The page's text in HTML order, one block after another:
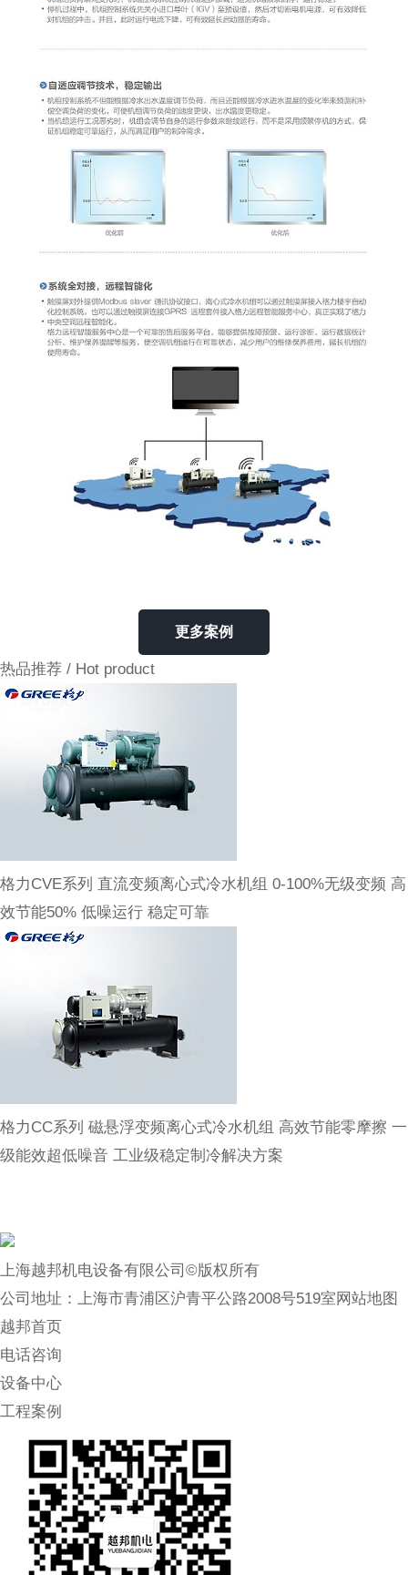
更多案例
热品推荐 / Hot product
格力CVE系列 直流变频离心式冷水机组 0-100%无级变频 高
效节能50% 低噪运行 稳定可靠
格力CC系列 磁悬浮变频离心式冷水机组 高效节能零摩擦 一
级能效超低噪音 工业级稳定制冷解决方案
上海越邦机电设备有限公司©版权所有
公司地址：上海市青浦区沪青平公路2008号519室网站地图
越邦首页
电话咨询
设备中心
工程案例